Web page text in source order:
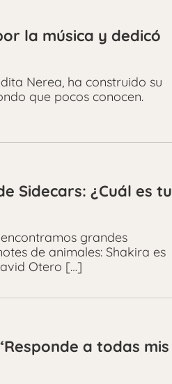
la música y dedicó
Nerea, ha construido su
que pocos conocen.
Sidecars: ¿Cuál es tu
grandes
de animales: Shakira es
Otero […]
a todas mis